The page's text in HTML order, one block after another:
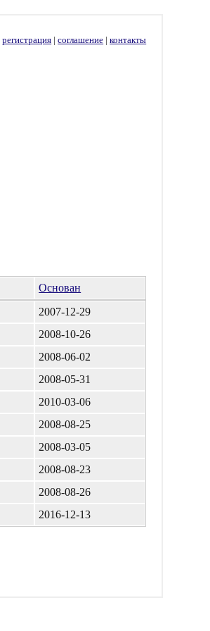
|регистрация |соглашение |контакты
Основан
2007-12-29
2008-10-26
2008-06-02
2008-05-31
2010-03-06
2008-08-25
2008-03-05
2008-08-23
2008-08-26
2016-12-13